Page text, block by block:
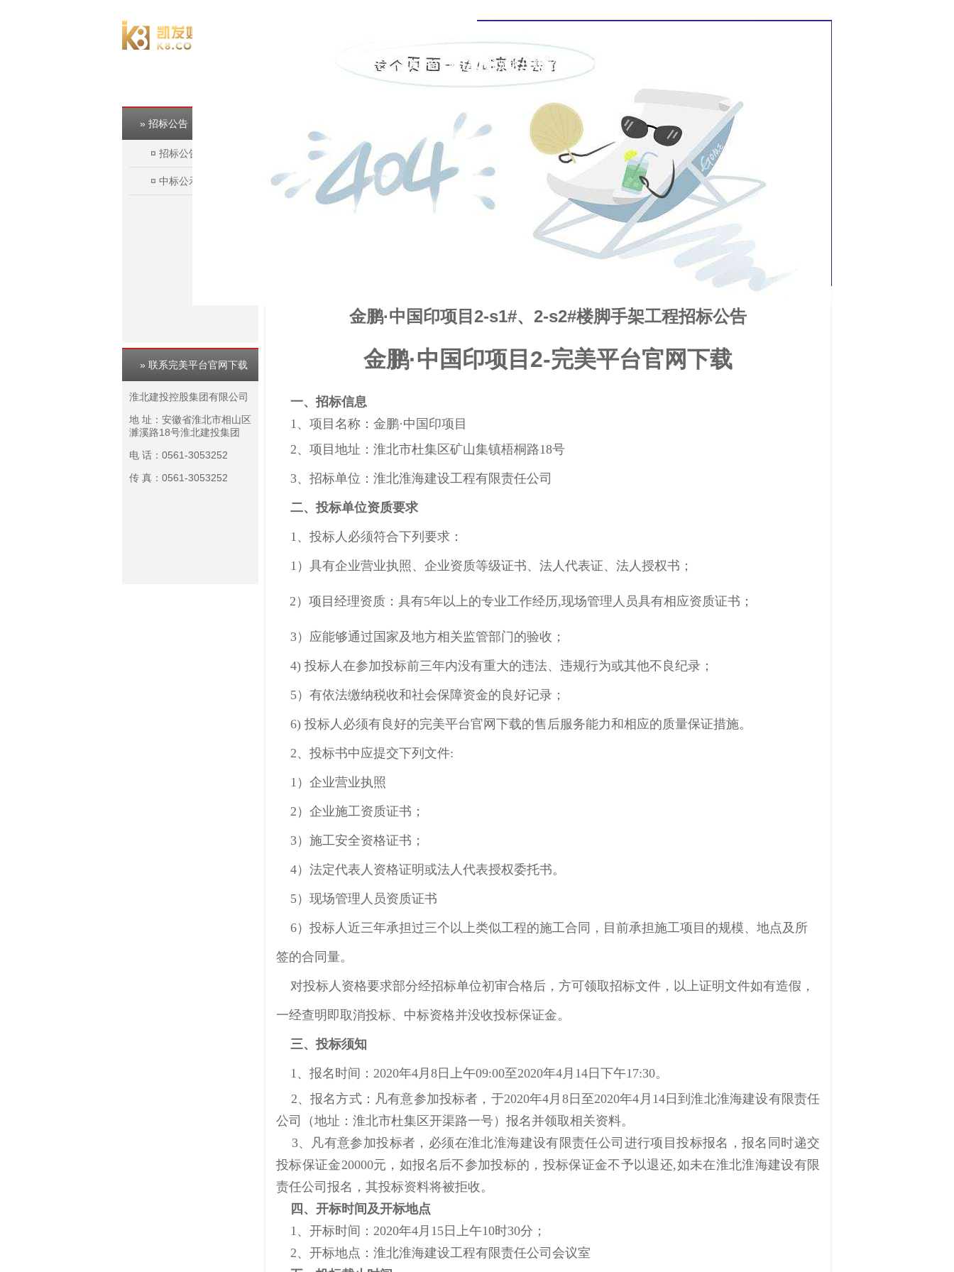
完美平台官网下载的招贤纳士 联系完美平台官网下载
» 招标公告
¤ 招标公告
¤ 中标公示
» 联系完美平台官网下载
淮北建投控股集团有限公司
地 址：安徽省淮北市相山区
濉溪路18号淮北建投集团
电 话：0561-3053252
传 真：0561-3053252
金鹏·中国印项目2-s1#、2-s2#楼脚手架工程招标公告
金鹏·中国印项目2-完美平台官网下载
一、 招标信息
1、项目名称：金鹏·中国印项目
2、 项目地址：淮北市杜集区矿山集镇梧桐路18号
3、 招标单位： 淮北淮海建设工程有限责任公司
二、投标单位资质要求
1、投标人必须符合下列要求：
1） 具有企业营业执照、企业资质等级证书、法人代表证、法人授权书；
2） 项目经理资质：具有5年以上的专业工作经历,现场管理人员具有相应资质证书；
3）应能够通过国家及地方相关监管部门的验收；
4) 投标人在参加投标前三年内没有重大的违法、违规行为或其他不良纪录；
5）有依法缴纳税收和社会保障资金的良好记录；
6) 投标人必须有良好的完美平台官网下载的售后服务能力和相应的质量保证措施。
2、投标书中应提交下列文件:
1）企业营业执照
2）企业施工资质证书；
3）施工安全资格证书；
4）法定代表人资格证明或法人代表授权委托书。
5） 现场管理人员资质证书
6）投标人近三年承担过三个以上类似工程的施工合同，目前承担施工项目的规模、地点及所
签的合同量。
对投标人资格要求部分经招标单位初审合格后，方可领取招标文件，以上证明文件如有造假，
一经查明即取消投标、中标资格并没收投标保证金。
三、投标须知
1、报名时间：2020年4 月 8日上午09:00至2020年4 月 14日下午17:30。
2、报名方式：凡有意参加投标者，于2020年4 月 8日至2020年4 月 14日到淮北淮海建设有限责任
公司（地址：淮北市杜集区开渠路一号）报名并领取相关资料。
3、凡有意参加投标者，必须在淮北淮海建设有限责任公司进行项目投标报名，报名同时递交
投标保证金20000元，如报名后不参加投标的，投标保证金不予以退还,如未在淮北淮海建设有限
责任公司报名，其投标资料将被拒收。
四、开标时间及开标地点
1、开标时间：2020年4 月 15日 上午10时30分；
2、开标地点： 淮北淮海建设工程有限责任公司 会议室